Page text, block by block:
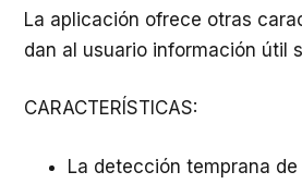
La aplicación ofrece otras
dan al usuario información útil
CARACTERÍSTICAS:
La detección temprana